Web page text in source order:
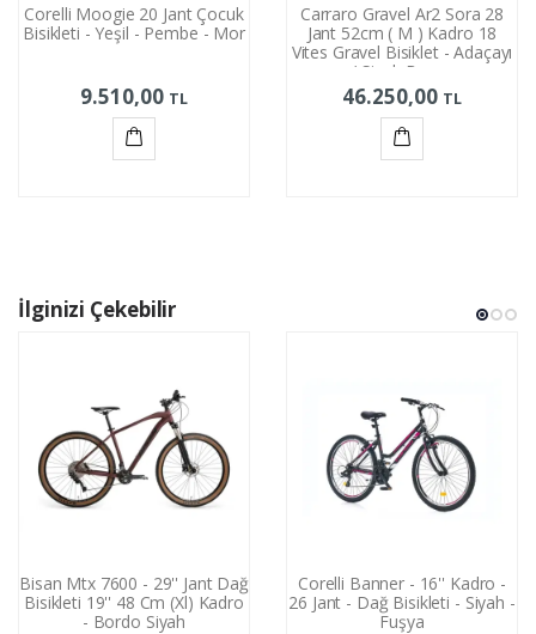
Corelli Moogie 20 Jant Çocuk
Bisikleti - Yeşil - Pembe - Mor
9.510,00 TL
Carraro Gravel Ar2 Sora 28
Jant 52cm ( M ) Kadro 18
Vites Gravel Bisiklet - Adaçayı
/ Siyah Beyaz
46.250,00 TL
İlginizi Çekebilir
Bisan Mtx 7600 - 29'' Jant Dağ
Bisikleti 19'' 48 Cm (Xl) Kadro
- Bordo Siyah
Corelli Banner - 16'' Kadro -
26 Jant - Dağ Bisikleti - Siyah -
Fuşya